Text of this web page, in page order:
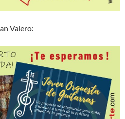
Valero: